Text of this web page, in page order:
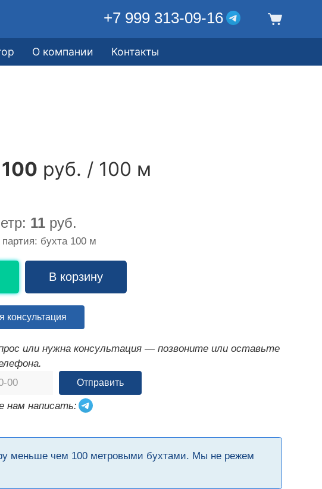
+7 999 313-09-16
О компании Контакты
руб. / 100 м
11 руб.
бухта 100 м
В корзину
консультация
или нужна консультация — позвоните или оставьте
Отправить
нам написать:
меньше чем 100 метровыми бухтами. Мы не режем